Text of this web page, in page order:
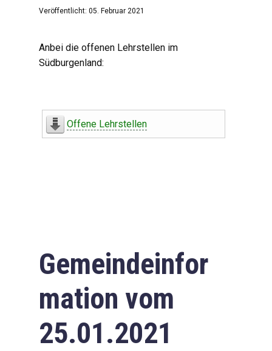
Veröffentlicht: 05. Februar 2021
Anbei die offenen Lehrstellen im
Südburgenland:
Offene Lehrstellen
Gemeindeinfor
mation vom
25.01.2021